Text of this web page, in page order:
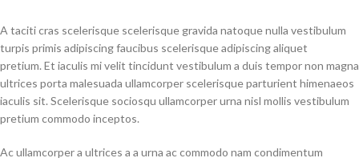
A taciti cras scelerisque scelerisque gravida natoque nulla vestibulum
turpis primis adipiscing faucibus scelerisque adipiscing aliquet
pretium. Et iaculis mi velit tincidunt vestibulum a duis tempor non magna
ultrices porta malesuada ullamcorper scelerisque parturient himenaeos
iaculis sit. Scelerisque sociosqu ullamcorper urna nisl mollis vestibulum
pretium commodo inceptos.
Ac ullamcorper a ultrices a a urna ac commodo nam condimentum